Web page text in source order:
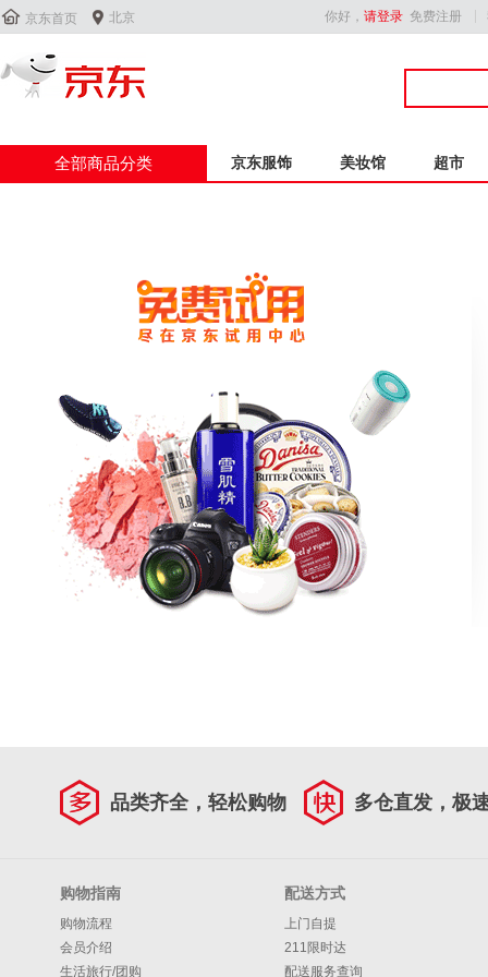
 京东首页  北京 你好， 请登录 免费注册
全部商品分类 京东服饰 美妆馆 超市
品类齐全，轻松购物 多仓直发，极
购物指南
购物流程
会员介绍
生活旅行/团购
配送方式
上门自提
211限时达
配送服务查询